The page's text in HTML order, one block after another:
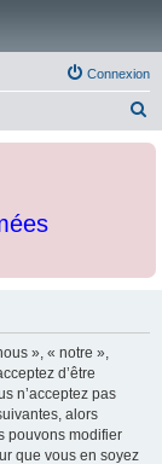
Connexion
c
», « notre »,
d’être
n’acceptez pas
alors
pouvons modifier
que vous en soyez